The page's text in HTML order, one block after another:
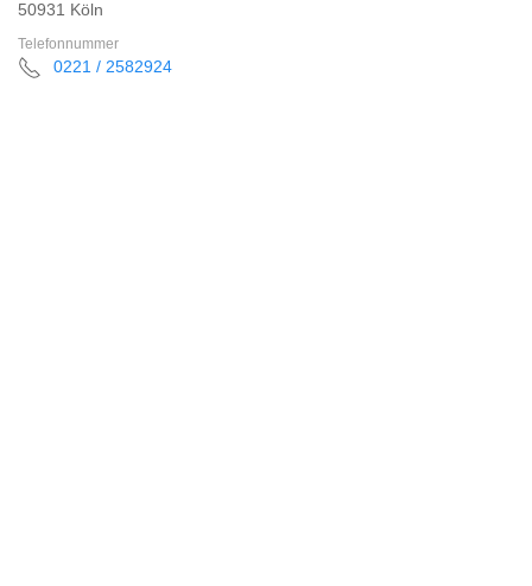
50931 Köln
Telefonnummer
0221 / 2582924